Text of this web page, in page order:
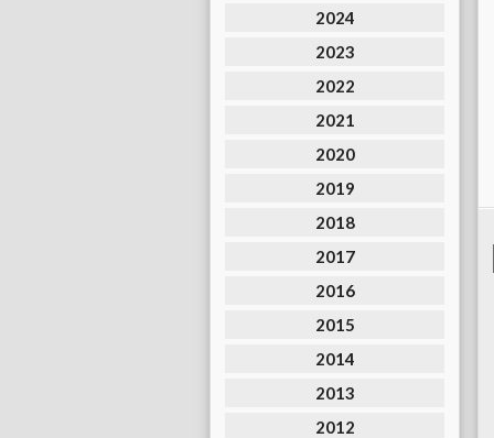
2024
2023
2022
2021
2020
2019
2018
2017
2016
2015
2014
2013
2012